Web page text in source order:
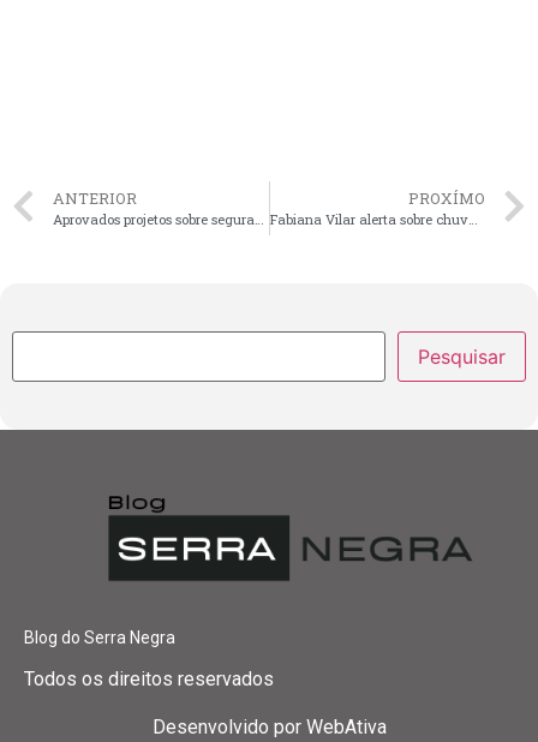
ANTERIOR PROXÍMO
Fabiana Vilar alerta sobre chuvas em Zé Doca e se solidariza com famílias afetadas por enxurradas
Pesquisar
Blog do Serra Negra
Todos os direitos reservados
Desenvolvido por WebAtiva